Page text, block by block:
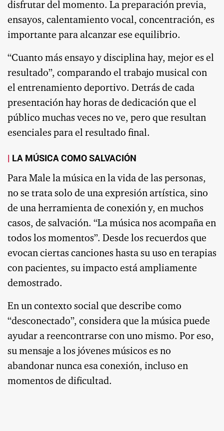
disfrutar del momento. La preparación previa,
ensayos, calentamiento vocal, concentración, es
importante para alcanzar ese equilibrio.
“Cuanto más ensayo y disciplina hay, mejor es el
resultado”, comparando el trabajo musical con
el entrenamiento deportivo. Detrás de cada
presentación hay horas de dedicación que el
público muchas veces no ve, pero que resultan
esenciales para el resultado final.
LA MÚSICA COMO SALVACIÓN
Para Male la música en la vida de las personas,
no se trata solo de una expresión artística, sino
de una herramienta de conexión y, en muchos
casos, de salvación. “La música nos acompaña en
todos los momentos”. Desde los recuerdos que
evocan ciertas canciones hasta su uso en terapias
con pacientes, su impacto está ampliamente
demostrado.
En un contexto social que describe como
“desconectado”, considera que la música puede
ayudar a reencontrarse con uno mismo. Por eso,
su mensaje a los jóvenes músicos es no
abandonar nunca esa conexión, incluso en
momentos de dificultad.